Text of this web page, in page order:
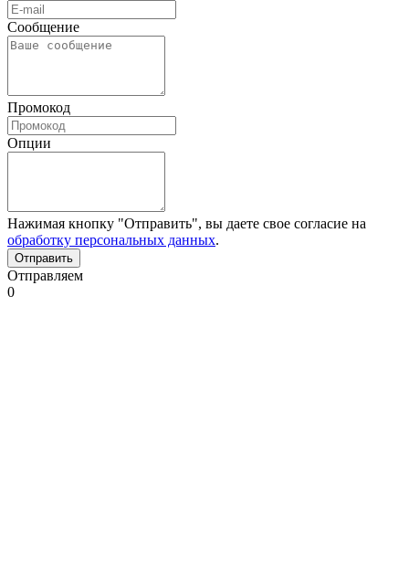
Сообщение
Промокод
Опции
Нажимая кнопку "Отправить", вы даете свое согласие на
обработку персональных данных.
Отправляем
0